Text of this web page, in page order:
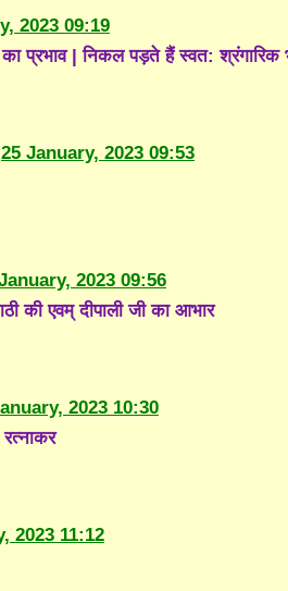
2023 09:19
प्रभाव | निकल पड़ते हैं स्वत: श्रंगारिक
25 January, 2023 09:53
2023 09:56
की एवम् दीपाली जी का आभार
2023 10:30
2023 11:12